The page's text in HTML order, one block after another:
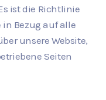
ist die Richtlinie
in Bezug auf alle
unsere Website,
Seiten